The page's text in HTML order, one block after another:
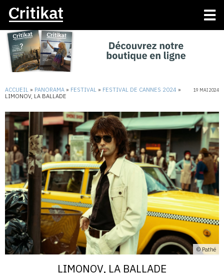
ACCUEIL » PANORAMA » FESTIVAL » FESTIVAL DE CANNES 2024 »
LIMONOV, LA BALLADE
19 MAI 2024
© Pathé
LIMONOV, LA BALLADE